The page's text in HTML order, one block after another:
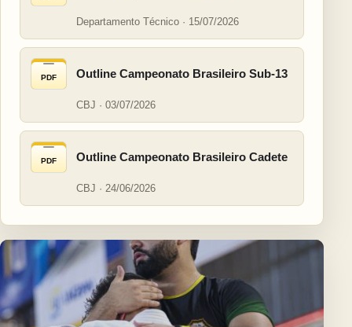
Departamento Técnico · 15/07/2026
PDF Outline Campeonato Brasileiro Sub-13
CBJ · 03/07/2026
PDF Outline Campeonato Brasileiro Cadete
CBJ · 24/06/2026